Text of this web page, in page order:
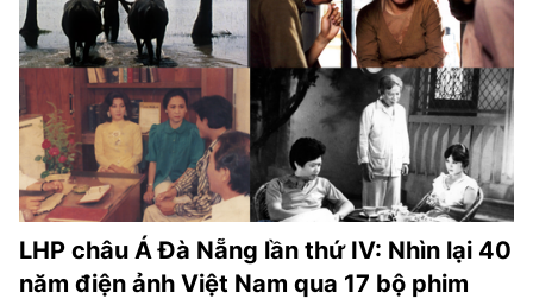
LHP châu Á Đà Nẵng lần thứ IV: Nhìn lại 40
năm điện ảnh Việt Nam qua 17 bộ phim